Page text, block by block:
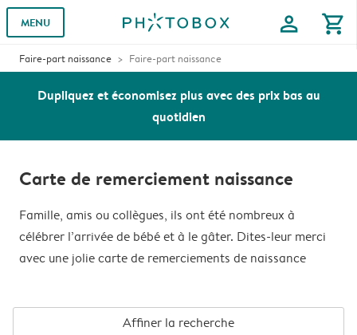
MENU profile shopping_cart
Faire-part naissance Faire-part naissance
Dupliquez et économisez plus avec des prix bas au
quotidien
Carte de remerciement naissance
Famille, amis ou collègues, ils ont été nombreux à
célébrer l’arrivée de bébé et à le gâter. Dites-leur merci
avec une jolie carte de remerciements de naissance
Affiner la recherche